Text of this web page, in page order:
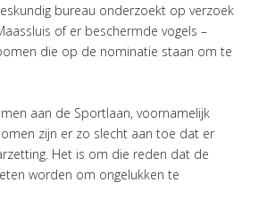
bureau onderzoekt op verzoek
of er beschermde vogels –
die op de nominatie staan om te
aan de Sportlaan, voornamelijk
zijn er zo slecht aan toe dat er
Het is om die reden dat de
worden om ongelukken te